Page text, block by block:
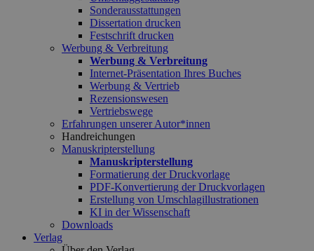
Sonderausstattungen
Dissertation drucken
Festschrift drucken
Werbung & Verbreitung
Werbung & Verbreitung
Internet-Präsentation Ihres Buches
Werbung & Vertrieb
Rezensionswesen
Vertriebswege
Erfahrungen unserer Autor*innen
Handreichungen
Manuskripterstellung
Manuskripterstellung
Formatierung der Druckvorlage
PDF-Konvertierung der Druckvorlagen
Erstellung von Umschlagillustrationen
KI in der Wissenschaft
Downloads
Verlag